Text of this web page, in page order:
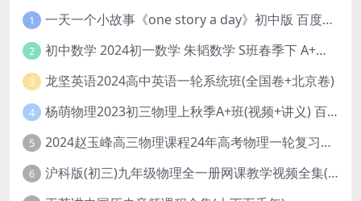
1 一天一个小故事《one story a day》初中版 百度网盘分享下载
2 初中数学 2024初一数学 朱韬数学 S班春季下 A+班春季下 百度云网盘
3 龙坚英语2024高中英语一轮系统班(全国卷+北京卷)
4 杨萌物理2023初三物理上秋季A+班(视频+讲义) 百度网盘分享
5 2024赵玉峰高三物理课程24年高考物理一轮复习网课教程
6 沪科版(初三)九年级物理全一册网课教学视频全集(录播版 杜春雨 66讲)